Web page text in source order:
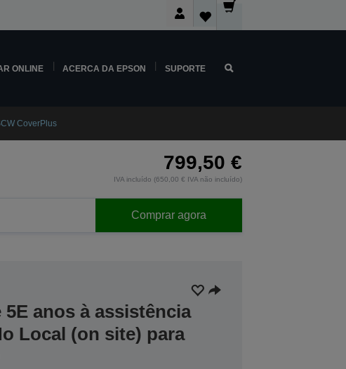
ONLINE ACERCA DA EPSON SUPORTE
CoverPlus
799,50 €
IVA incluído (650,00 € IVA não incluído)
Comprar agora
5E anos à assistência
Local (on site) para